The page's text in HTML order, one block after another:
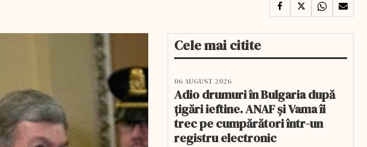
Cele mai citite
06 AUGUST 2026
Adio drumuri în Bulgaria după
țigări ieftine. ANAF și Vama îi
trec pe cumpărători într-un
registru electronic